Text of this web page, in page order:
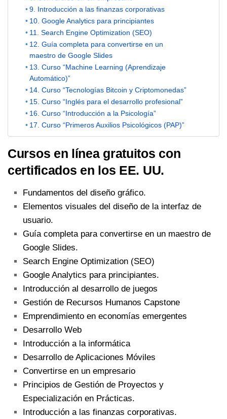
9. Introducción a las finanzas corporativas
10. Google Analytics para principiantes
11. Search Engine Optimization (SEO)
12. Guía completa para convertirse en un
maestro de Google Slides
13. Curso “Machine Learning (Aprendizaje
Automático)”
14. Curso “Tecnologías Bitcoin y Criptomonedas”
15. Curso “Inglés para el desarrollo profesional”
16. Curso “Introducción a la Psicología”
17. Curso “Primeros Auxilios Psicológicos (PAP)”
Cursos en línea gratuitos con
certificados en los EE. UU.
Fundamentos del diseño gráfico.
Elementos visuales del diseño de la interfaz de
usuario.
Guía completa para convertirse en un maestro de
Google Slides.
Search Engine Optimization (SEO)
Google Analytics para principiantes.
Introducción al desarrollo de juegos
Gestión de Recursos Humanos Capstone
Emprendimiento en economías emergentes
Desarrollo Web
Introducción a la informática
Desarrollo de Aplicaciones Móviles
Convertirse en un empresario
Principios de Gestión de Proyectos y
Especialización en Prácticas.
Introducción a las finanzas corporativas.